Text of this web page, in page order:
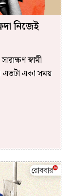
নিজেই
স্বামী
এতটা একা সময়